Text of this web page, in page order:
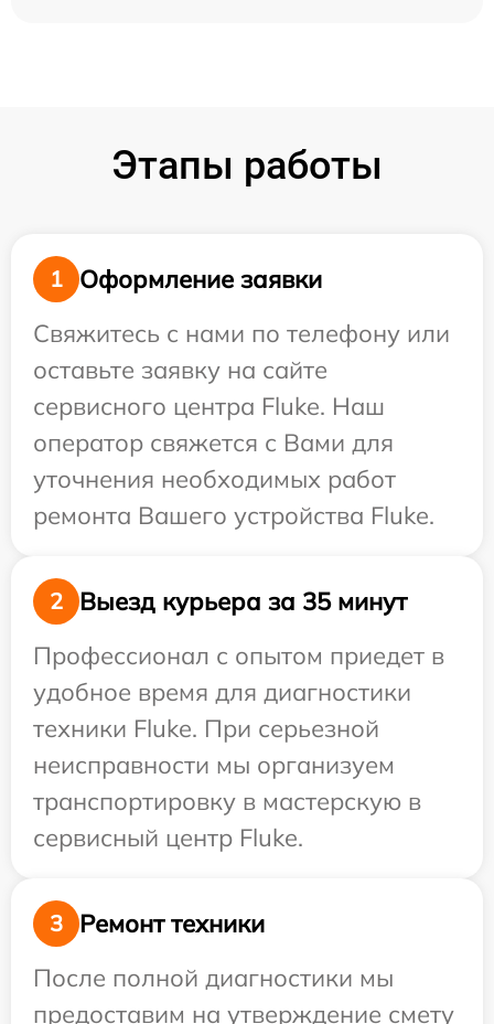
Этапы работы
1
Оформление заявки
Свяжитесь с нами по телефону или
оставьте заявку на сайте
сервисного центра Fluke. Наш
оператор свяжется с Вами для
уточнения необходимых работ
ремонта Вашего устройства Fluke.
2
Выезд курьера за 35 минут
Профессионал с опытом приедет в
удобное время для диагностики
техники Fluke. При серьезной
неисправности мы организуем
транспортировку в мастерскую в
сервисный центр Fluke.
3
Ремонт техники
После полной диагностики мы
предоставим на утверждение смету